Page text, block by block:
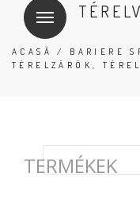
ACASĂ / BARIERE
TÉRELZÁRÓK,
TERMÉKEK